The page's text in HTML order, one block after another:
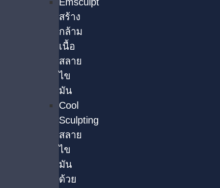
สร้าง
กล้าม
เนื้อ
สลาย
ไข
มัน
Cool
Sculpting
สลาย
ไข
มัน
ด้วย